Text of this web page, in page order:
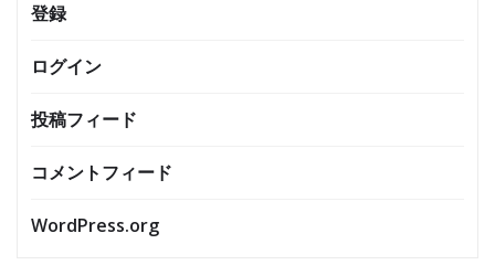
登録
ログイン
投稿フィード
コメントフィード
WordPress.org